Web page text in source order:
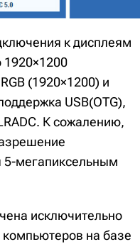
к дисплеям
1920×1200
(1920×1200) и
USB(OTG),
К сожалению,
5-мегапиксельным
исключительно
на базе